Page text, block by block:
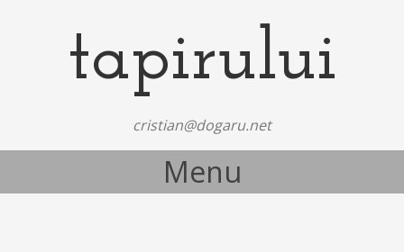
tapirului
cristian@dogaru.net
Menu